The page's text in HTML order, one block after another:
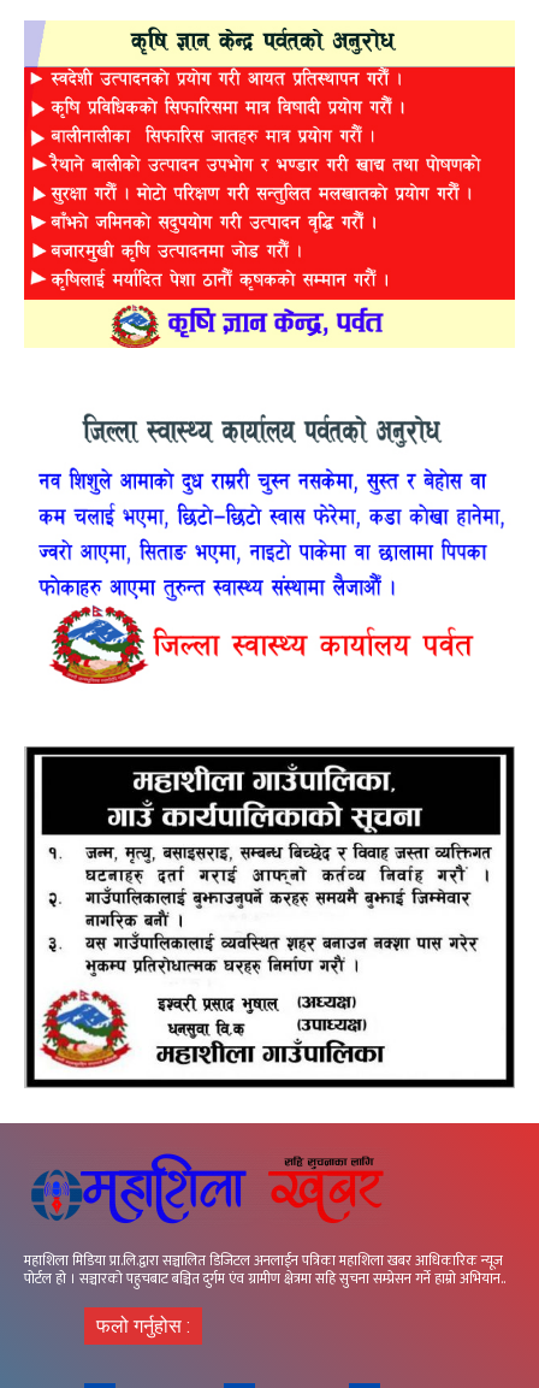
महाशिला मिडिया प्रा.लि.द्वारा सञ्चालित डिजिटल अनलाईन पत्रिका महाशिला खबर आधिकारिक न्यूज
पोर्टल हो । सञ्चारको पहुचबाट बञ्चित दुर्गम एंव ग्रामीण क्षेत्रमा सहि सुचना सम्प्रेसन गर्ने हाम्रो अभियान..
फलो गर्नुहोस :